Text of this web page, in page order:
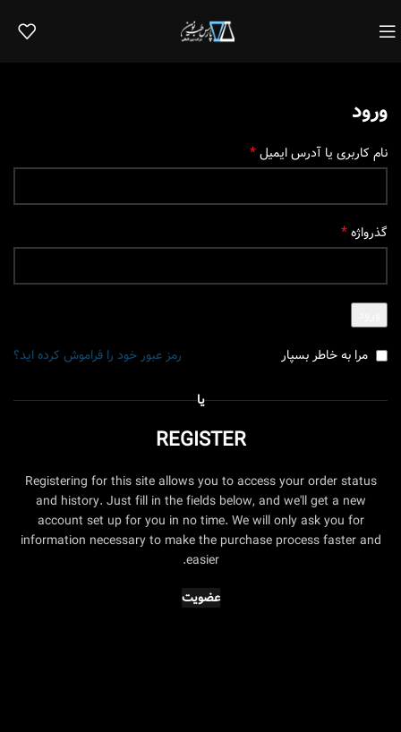
ورود
نام کاربری یا آدرس ایمیل*
گذرواژه*
رمز عبور خود را فراموش کرده اید؟ مرا به خاطر بسپار
یا
REGISTER
Registering for this site allows you to access your order status
and history. Just fill in the fields below, and we'll get a new
account set up for you in no time. We will only ask you for
information necessary to make the purchase process faster and
easier.
عضویت